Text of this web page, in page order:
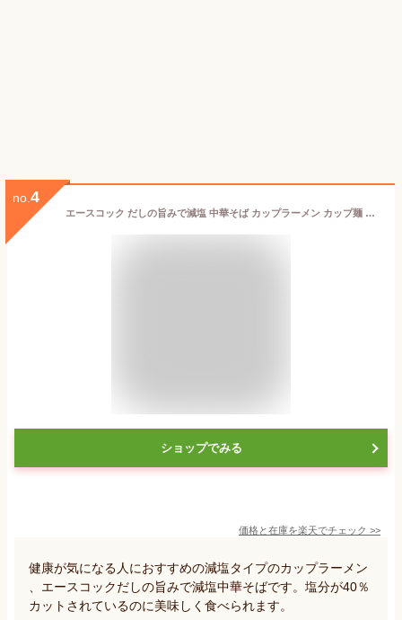
no. 4
エースコック だしの旨みで減塩 中華そば カップラーメン カップ麺 ラーメン インスタント レトルト 食品
ショップでみる
価格と在庫を楽天でチェック >>
健康が気になる人におすすめの減塩タイプのカップラーメン
、エースコックだしの旨みで減塩中華そばです。塩分が40％
カットされているのに美味しく食べられます。